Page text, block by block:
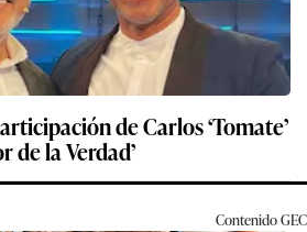
de Carlos ‘Tomate’
de la Verdad’
ContenidoGEC